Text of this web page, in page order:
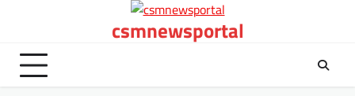
csmnewsportal